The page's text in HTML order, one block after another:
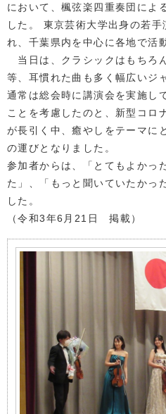
において、楓弦楽四重奏団によ
した。 東京芸術大学出身の若
れ、千葉県内を中心に各地で活
当日は、クラシックはもちろ
等、耳慣れた曲も多く幅広いジ
通常は総会時に講演会を実施し
ことを考慮したのと、新型コロ
が長引く中、癒やしをテーマに
の運びとなりました。
参加者からは、「とてもよかっ
た」、「もっと聞いていたかっ
した。
（令和3年6月21日 掲載）